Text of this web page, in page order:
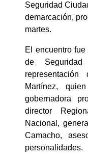
Seguridad
demarcación,
martes.
El encuentro
de
Martínez,
gobernadora
director
Nacional,
Camacho,
personalidades.